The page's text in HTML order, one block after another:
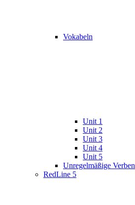
Vokabeln
Unit 1
Unit 2
Unit 3
Unit 4
Unit 5
Unregelmäßige Verben
RedLine 5